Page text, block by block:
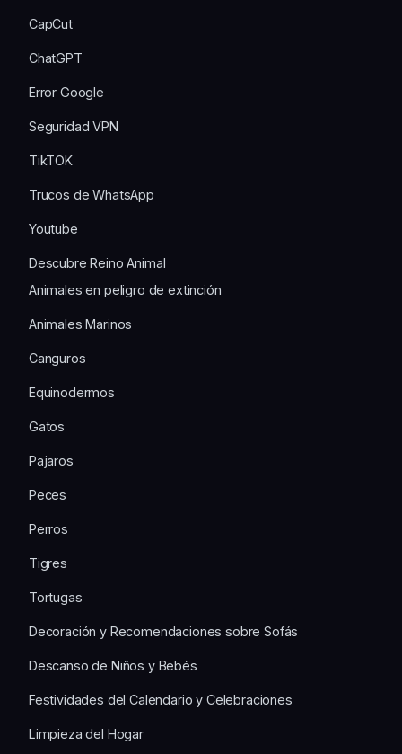
CapCut
ChatGPT
Error Google
Seguridad VPN
TikTOK
Trucos de WhatsApp
Youtube
Descubre Reino Animal
Animales en peligro de extinción
Animales Marinos
Canguros
Equinodermos
Gatos
Pajaros
Peces
Perros
Tigres
Tortugas
Decoración y Recomendaciones sobre Sofás
Descanso de Niños y Bebés
Festividades del Calendario y Celebraciones
Limpieza del Hogar